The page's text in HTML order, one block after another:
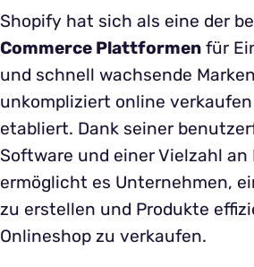
Shopify hat sich als eine der
Commerce Plattformen für
und schnell wachsende
unkompliziert online
etabliert. Dank seiner
Software und einer Vielzahl
ermöglicht es Unternehmen,
zu erstellen und Produkte
Onlineshop zu verkaufen.